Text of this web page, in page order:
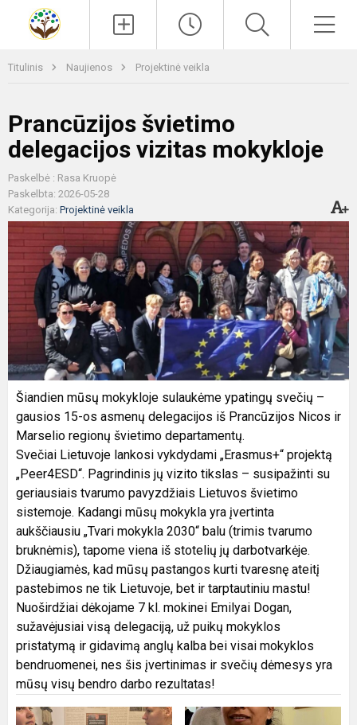
Titulinis Naujienos Projektinė veikla
Prancūzijos švietimo
delegacijos vizitas mokykloje
Paskelbė : Rasa Kruopė
Paskelbta: 2026-05-28
Kategorija: Projektinė veikla
Šiandien mūsų mokykloje sulaukėme ypatingų svečių –
gausios 15-os asmenų delegacijos iš Prancūzijos Nicos ir
Marselio regionų švietimo departamentų.
Svečiai Lietuvoje lankosi vykdydami „Erasmus+“ projektą
„Peer4ESD“. Pagrindinis jų vizito tikslas – susipažinti su
geriausiais tvarumo pavyzdžiais Lietuvos švietimo
sistemoje. Kadangi mūsų mokykla yra įvertinta
aukščiausiu „Tvari mokykla 2030“ balu (trimis tvarumo
bruknėmis), tapome viena iš stotelių jų darbotvarkėje.
Džiaugiamės, kad mūsų pastangos kurti tvaresnę ateitį
pastebimos ne tik Lietuvoje, bet ir tarptautiniu mastu!
Nuoširdžiai dėkojame 7 kl. mokinei Emilyai Dogan,
sužavėjusiai visą delegaciją, už puikų mokyklos
pristatymą ir gidavimą anglų kalba bei visai mokyklos
bendruomenei, nes šis įvertinimas ir svečių dėmesys yra
mūsų visų bendro darbo rezultatas!